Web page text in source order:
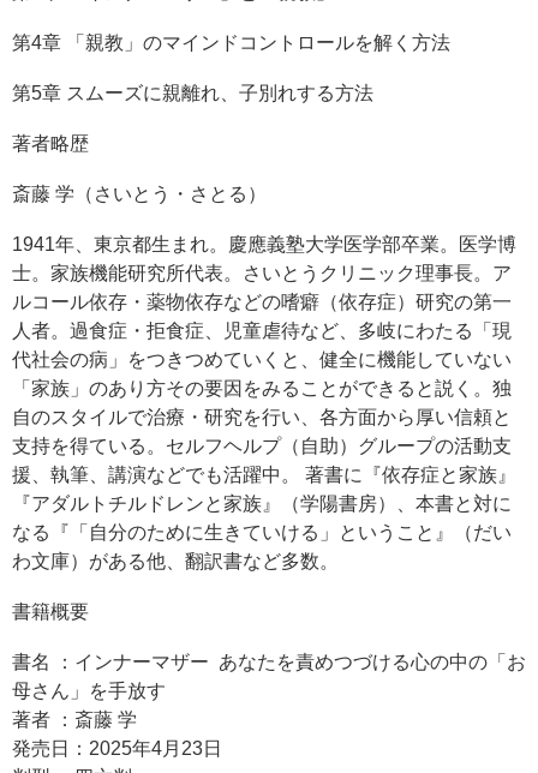
第4章 「親教」のマインドコントロールを解く方法
第5章 スムーズに親離れ、子別れする方法
著者略歴
斎藤 学（さいとう・さとる）
1941年、東京都生まれ。慶應義塾大学医学部卒業。医学博
士。家族機能研究所代表。さいとうクリニック理事長。ア
ルコール依存・薬物依存などの嗜癖（依存症）研究の第一
人者。過食症・拒食症、児童虐待など、多岐にわたる「現
代社会の病」をつきつめていくと、健全に機能していない
「家族」のあり方その要因をみることができると説く。独
自のスタイルで治療・研究を行い、各方面から厚い信頼と
支持を得ている。セルフヘルプ（自助）グループの活動支
援、執筆、講演などでも活躍中。 著書に『依存症と家族』
『アダルトチルドレンと家族』（学陽書房）、本書と対に
なる『「自分のために生きていける」ということ』（だい
わ文庫）がある他、翻訳書など多数。
書籍概要
書名 ：インナーマザー あなたを責めつづける心の中の「お
母さん」を手放す
著者 ：斎藤 学
発売日：2025年4月23日